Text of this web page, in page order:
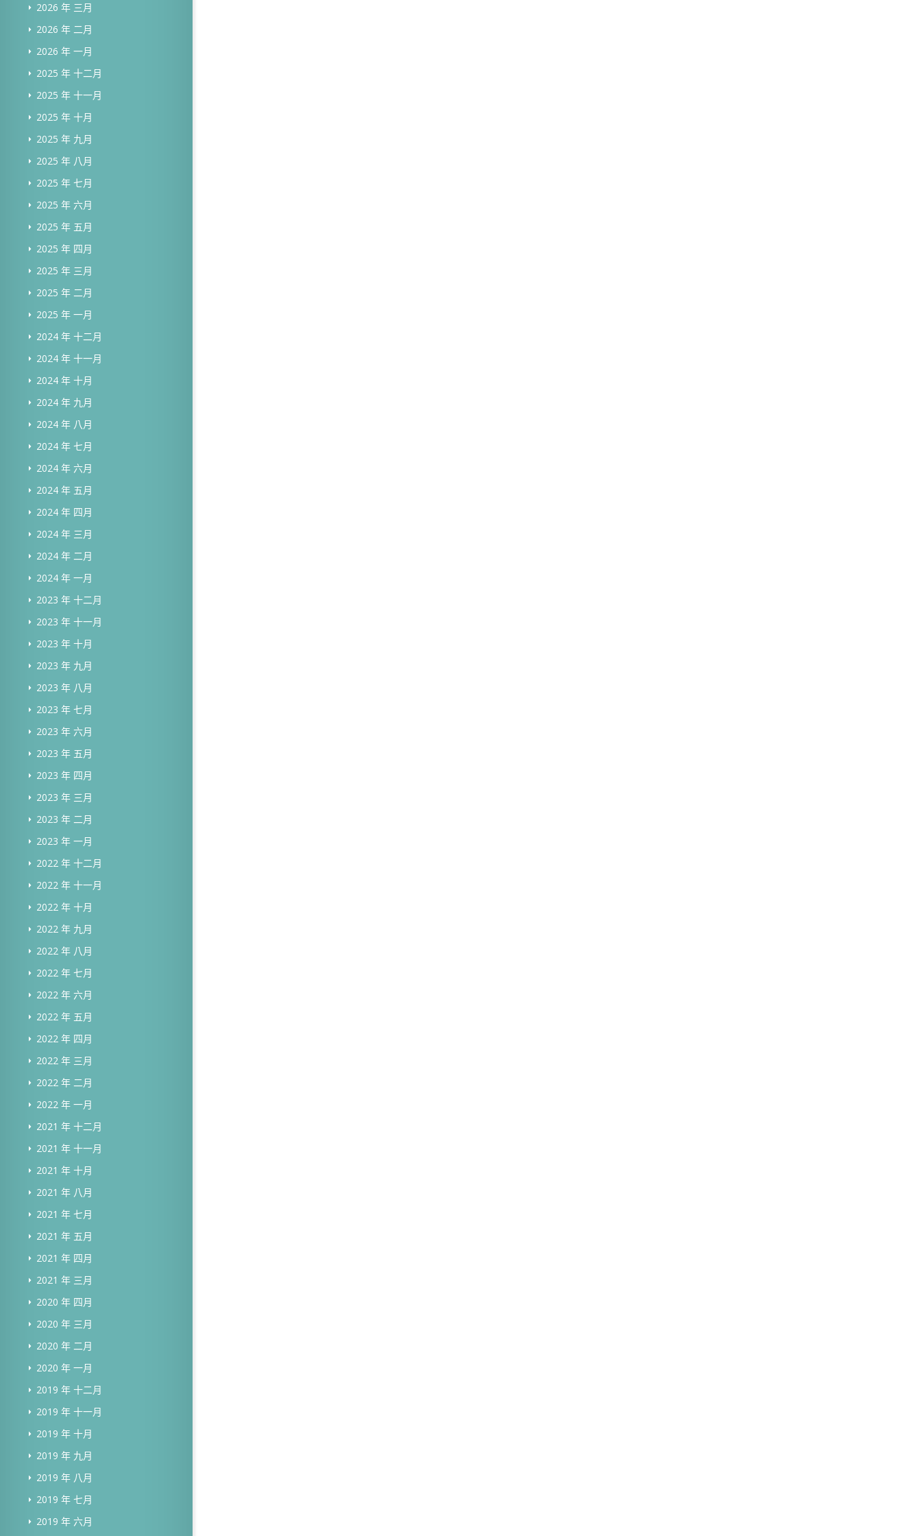
2026 年 三月
2026 年 二月
2026 年 一月
2025 年 十二月
2025 年 十一月
2025 年 十月
2025 年 九月
2025 年 八月
2025 年 七月
2025 年 六月
2025 年 五月
2025 年 四月
2025 年 三月
2025 年 二月
2025 年 一月
2024 年 十二月
2024 年 十一月
2024 年 十月
2024 年 九月
2024 年 八月
2024 年 七月
2024 年 六月
2024 年 五月
2024 年 四月
2024 年 三月
2024 年 二月
2024 年 一月
2023 年 十二月
2023 年 十一月
2023 年 十月
2023 年 九月
2023 年 八月
2023 年 七月
2023 年 六月
2023 年 五月
2023 年 四月
2023 年 三月
2023 年 二月
2023 年 一月
2022 年 十二月
2022 年 十一月
2022 年 十月
2022 年 九月
2022 年 八月
2022 年 七月
2022 年 六月
2022 年 五月
2022 年 四月
2022 年 三月
2022 年 二月
2022 年 一月
2021 年 十二月
2021 年 十一月
2021 年 十月
2021 年 八月
2021 年 七月
2021 年 五月
2021 年 四月
2021 年 三月
2020 年 四月
2020 年 三月
2020 年 二月
2020 年 一月
2019 年 十二月
2019 年 十一月
2019 年 十月
2019 年 九月
2019 年 八月
2019 年 七月
2019 年 六月